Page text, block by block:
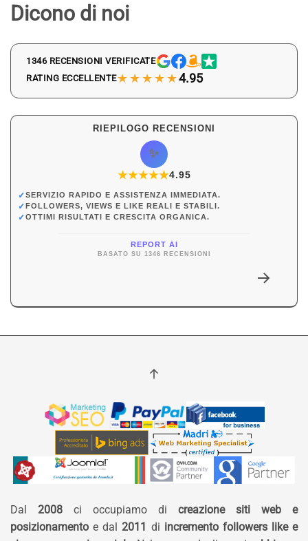
Dicono di noi
1346 RECENSIONI VERIFICATE
RATING ECCELLENTE★★★★★4.95
RIEPILOGO RECENSIONI
✨
★★★★★
★4.95
✓SERVIZIO RAPIDO E ASSISTENZA IMMEDIATA.
✓FOLLOWERS, VIEWS E LIKE REALI E STABILI.
✓OTTIMI RISULTATI E CRESCITA ORGANICA.
REPORT AI
BASATO SU 1346 RECENSIONI
Dal 2008 ci occupiamo di creazione siti web e
posizionamento e dal 2011 di incremento followers like e